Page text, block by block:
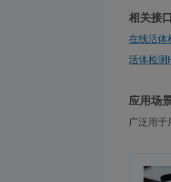
相关接口
在线活体
活体检测
应用场
广泛用